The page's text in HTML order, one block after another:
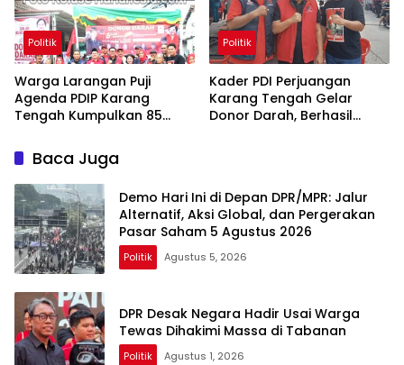
Politik
Warga Larangan Puji
Agenda PDIP Karang
Tengah Kumpulkan 85
Politik
Kader PDI Perjuangan
Karang Tengah Gelar
Donor Darah, Berhasil
Baca Juga
Demo Hari Ini di Depan DPR/MPR: Jalur
Alternatif, Aksi Global, dan Pergerakan
Pasar Saham 5 Agustus 2026
Politik Agustus 5, 2026
DPR Desak Negara Hadir Usai Warga
Tewas Dihakimi Massa di Tabanan
Politik Agustus 1, 2026